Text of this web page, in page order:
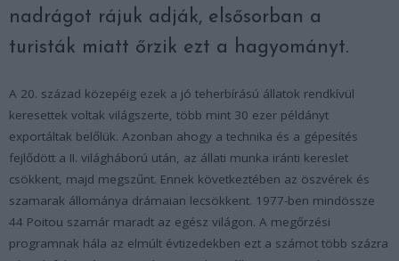
nadrágot rájuk adják, elsősorban a
turisták miatt őrzik ezt a hagyományt.
A 20. század közepéig ezek a jó teherbírású állatok rendkívül
keresettek voltak világszerte, több mint 30 ezer példányt
exportáltak belőlük. Azonban ahogy a technika és a gépesítés
fejlődött a II. világháború után, az állati munka iránti kereslet
csökkent, majd megszűnt. Ennek következtében az öszvérek és
szamarak állománya drámaian lecsökkent. 1977-ben mindössze
44 Poitou szamár maradt az egész világon. A megőrzési
programnak hála az elmúlt évtizedekben ezt a számot több százra